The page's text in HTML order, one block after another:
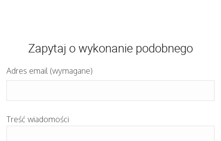
Zapytaj o wykonanie podobnego
Adres email (wymagane)
Treść wiadomości